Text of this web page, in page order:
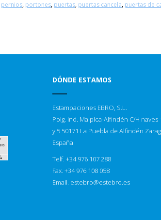
pernios, portones, puertas, puertas cancela, puertas de
DÓNDE ESTAMOS
Estampaciones EBRO, S.L.
Polg. Ind. Malpica-Alfindén C/H naves
y 5 50171 La Puebla de Alfindén
España
Telf. +34 976 107 288
Fax. +34 976 108 058
Email. estebro@estebro.es